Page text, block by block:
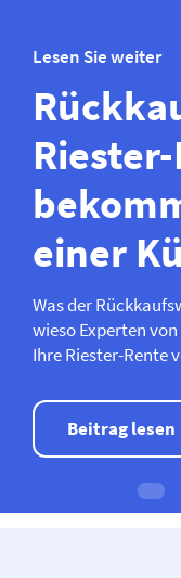
Lesen Sie weiter
einer
Was der
wieso Experten
Ihre Riester-Rente
Beitrag lesen